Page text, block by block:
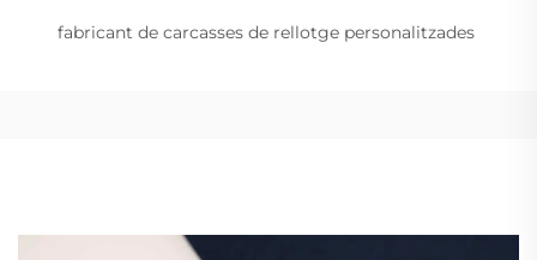
fabricant de carcasses de rellotge personalitzades